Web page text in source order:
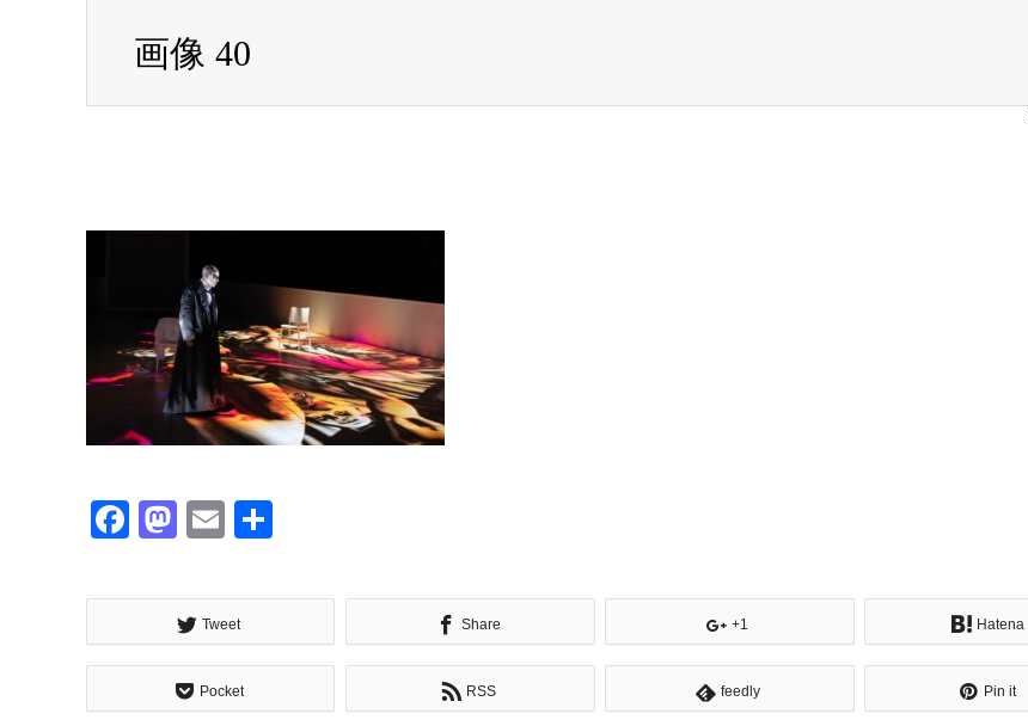
画像 40画像 40
Facebook
Mastodon
Email
Tweet Share +1 Hatena
Pocket RSS feedly Pin it